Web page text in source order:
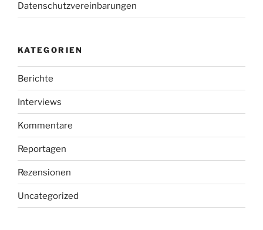
Datenschutzvereinbarungen
KATEGORIEN
Berichte
Interviews
Kommentare
Reportagen
Rezensionen
Uncategorized